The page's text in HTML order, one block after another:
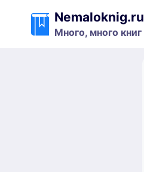
содержимому
Nemaloknig.ru
Много, много книг